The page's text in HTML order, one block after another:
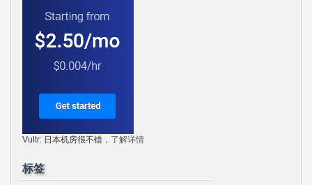
Vultr: 日本机房很不错， 了解详情
标签